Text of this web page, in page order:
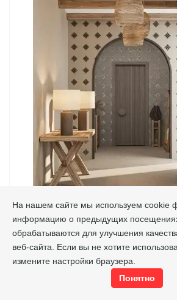
КАСАБЛАНКА
Производитель Kerama
Цена от
На нашем сайте мы используем cookie
информацию о предыдущих
обрабатываются для улучшения
веб-сайта. Если вы не хотите
измените настройки браузера.
Понятно